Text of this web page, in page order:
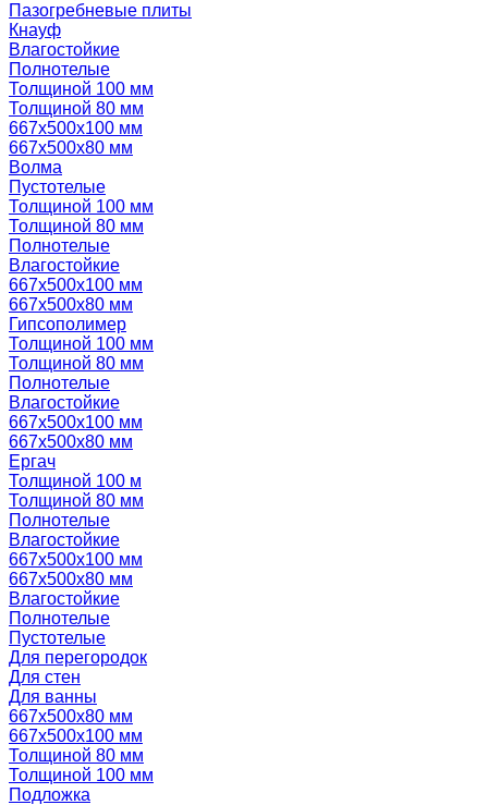
Пазогребневые плиты
Кнауф
Влагостойкие
Полнотелые
Толщиной 100 мм
Толщиной 80 мм
667х500х100 мм
667х500х80 мм
Волма
Пустотелые
Толщиной 100 мм
Толщиной 80 мм
Полнотелые
Влагостойкие
667х500х100 мм
667х500х80 мм
Гипсополимер
Толщиной 100 мм
Толщиной 80 мм
Полнотелые
Влагостойкие
667х500х100 мм
667х500х80 мм
Ергач
Толщиной 100 м
Толщиной 80 мм
Полнотелые
Влагостойкие
667х500х100 мм
667х500х80 мм
Влагостойкие
Полнотелые
Пустотелые
Для перегородок
Для стен
Для ванны
667х500х80 мм
667х500х100 мм
Толщиной 80 мм
Толщиной 100 мм
Подложка